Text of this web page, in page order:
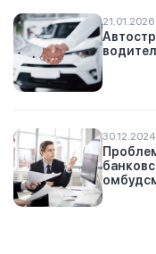
21.01.2026
30.12.2024